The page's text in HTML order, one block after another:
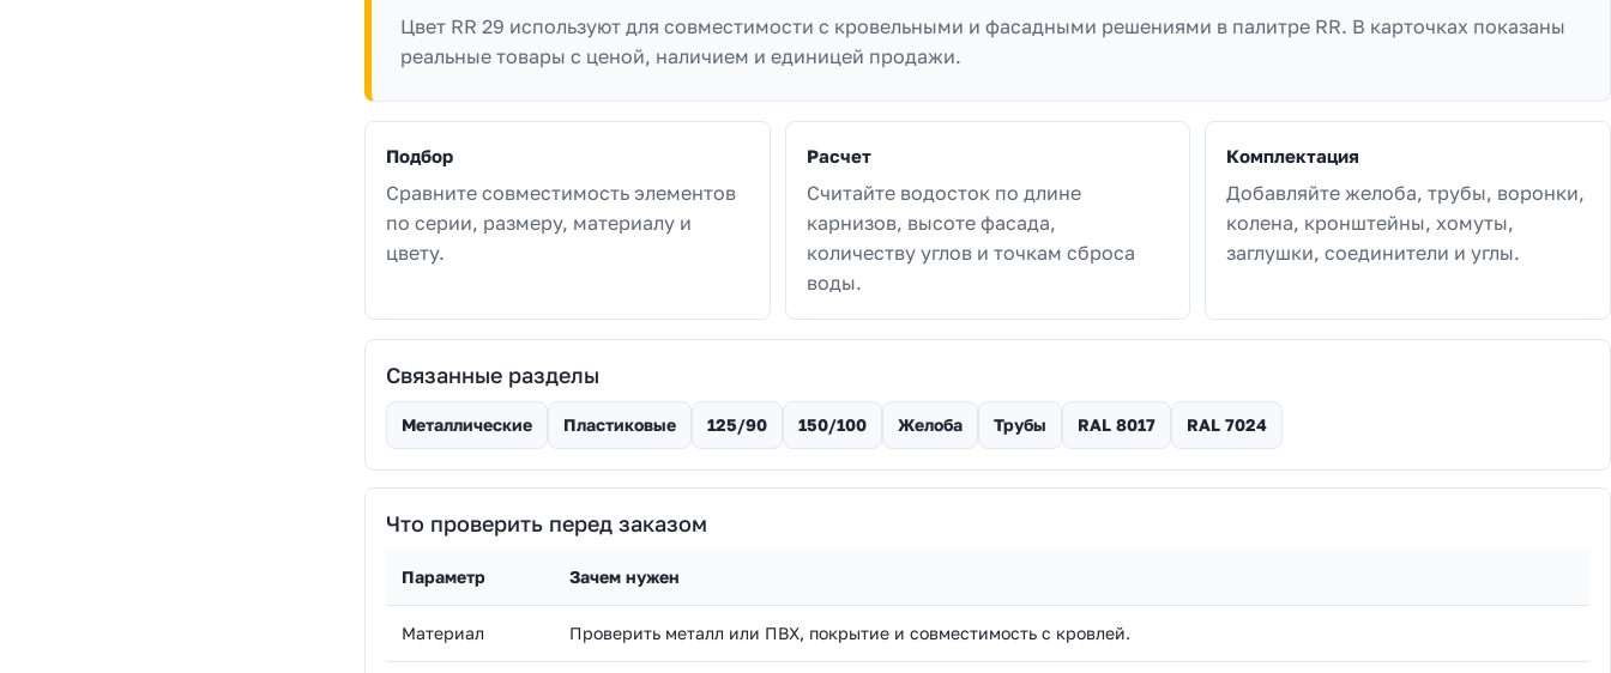
Цвет RR 29 используют для совместимости с кровельными и фасадными решениями в палитре RR. В карточках показаны
реальные товары с ценой, наличием и единицей продажи.
Подбор
Сравните совместимость элементов
по серии, размеру, материалу и
цвету.
Расчет
Считайте водосток по длине
карнизов, высоте фасада,
количеству углов и точкам сброса
воды.
Комплектация
Добавляйте желоба, трубы, воронки,
колена, кронштейны, хомуты,
заглушки, соединители и углы.
Связанные разделы
Металлические Пластиковые 125/90 150/100 Желоба Трубы RAL 8017 RAL 7024
Что проверить перед заказом
Параметр Зачем нужен
Материал Проверить металл или ПВХ, покрытие и совместимость с кровлей.